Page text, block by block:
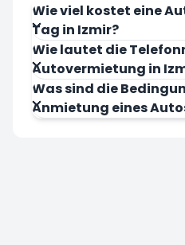
Wie viel kostet eine
Tag in Izmir?
Wie lautet die
Autovermietung in
Was sind die
Anmietung eines